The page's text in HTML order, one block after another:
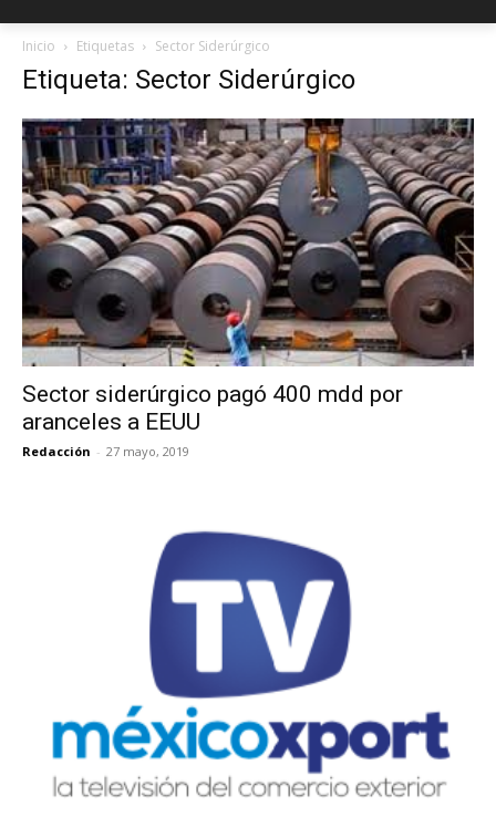
Inicio Etiquetas Sector Siderúrgico
Etiqueta: Sector Siderúrgico
Sector siderúrgico pagó 400 mdd por
aranceles a EEUU
Redacción - 27 mayo, 2019